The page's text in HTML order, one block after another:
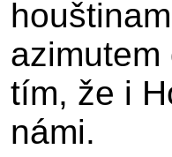
tím, že i
námi.